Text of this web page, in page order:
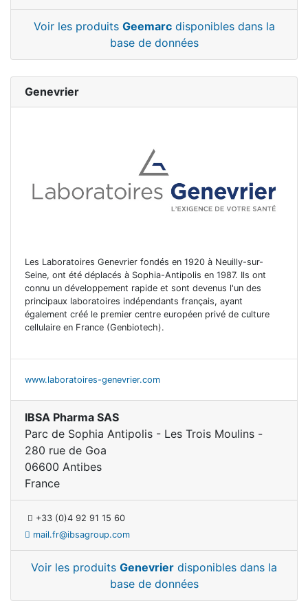
Voir les produits Geemarcdisponibles dans la
base de données
Genevrier
Les Laboratoires Genevrier fondés en 1920 à Neuilly-sur-
Seine, ont été déplacés à Sophia-Antipolis en 1987. Ils ont
connu un développement rapide et sont devenus l'un des
principaux laboratoires indépendants français, ayant
également créé le premier centre européen privé de culture
cellulaire en France (Genbiotech).
www.laboratoires-genevrier.com
IBSA Pharma SAS
Parc de Sophia Antipolis - Les Trois Moulins -
280 rue de Goa
06600 Antibes
France
+33 (0)4 92 91 15 60
mail.fr@ibsagroup.com
Voir les produits Genevrier disponibles dans la
base de données